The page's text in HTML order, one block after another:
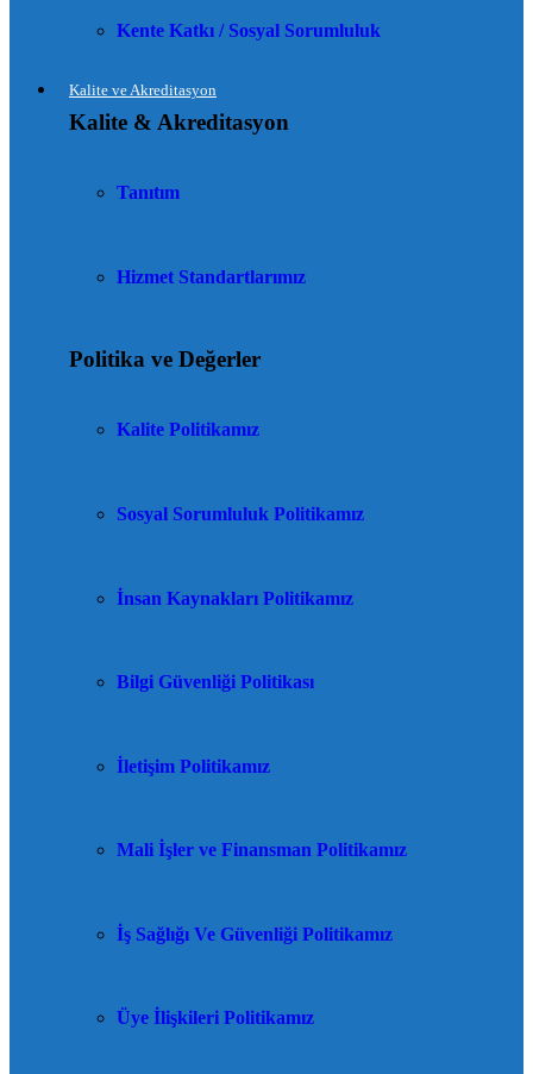
Kente Katkı / Sosyal Sorumluluk
Kalite ve Akreditasyon
Kalite & Akreditasyon
Tanıtım
Hizmet Standartlarımız
Politika ve Değerler
Kalite Politikamız
Sosyal Sorumluluk Politikamız
İnsan Kaynakları Politikamız
Bilgi Güvenliği Politikası
İletişim Politikamız
Mali İşler ve Finansman Politikamız
İş Sağlığı Ve Güvenliği Politikamız
Üye İlişkileri Politikamız